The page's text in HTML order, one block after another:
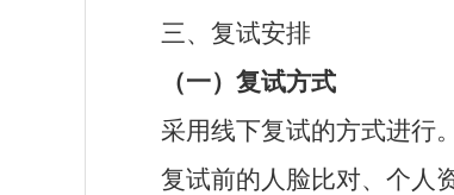
三、复试安排
（一）复试方式
采用线下复试的方式进行。
复试前的人脸比对、个人